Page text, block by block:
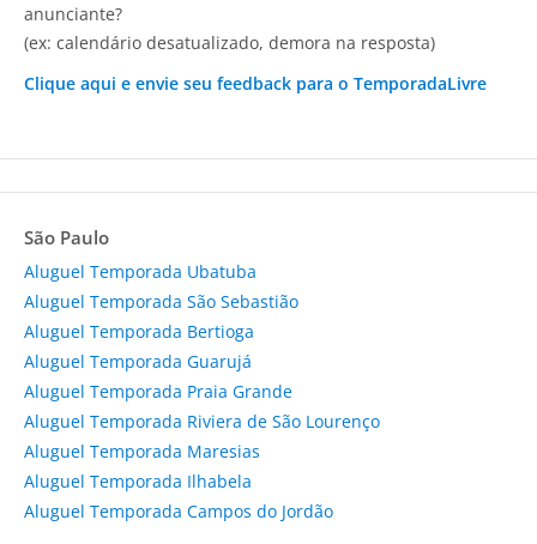
anunciante?
(ex: calendário desatualizado, demora na resposta)
Clique aqui e envie seu feedback para o TemporadaLivre
São Paulo
Aluguel Temporada Ubatuba
Aluguel Temporada São Sebastião
Aluguel Temporada Bertioga
Aluguel Temporada Guarujá
Aluguel Temporada Praia Grande
Aluguel Temporada Riviera de São Lourenço
Aluguel Temporada Maresias
Aluguel Temporada Ilhabela
Aluguel Temporada Campos do Jordão